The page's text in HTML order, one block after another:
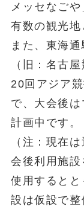
メッセなご
有数の観光地
また、東海
（旧：名古
20回アジア
で、大会後
計画中です。
（注：現在
会後利用施
使用すると
設は仮設で